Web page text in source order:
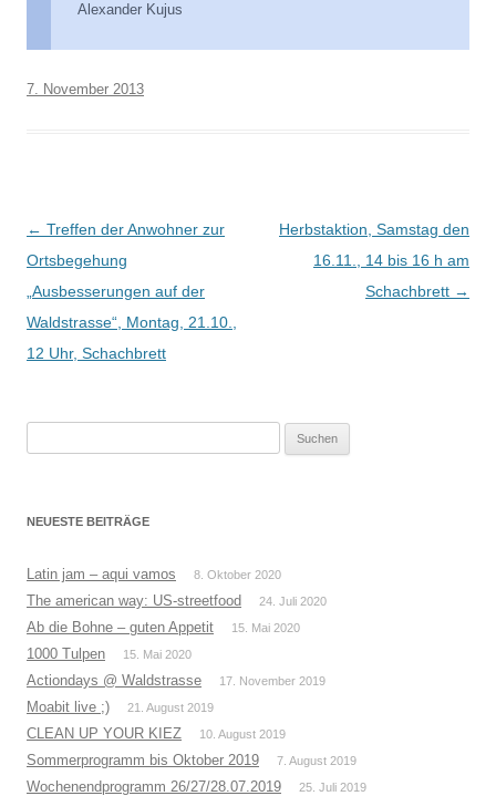
Alexander Kujus
7. November 2013
Beitrags-
Navigation
← Treffen der Anwohner zur
Ortsbegehung
„Ausbesserungen auf der
Waldstrasse“, Montag, 21.10.,
12 Uhr, Schachbrett
Herbstaktion, Samstag den
16.11., 14 bis 16 h am
Schachbrett →
NEUESTE BEITRÄGE
Latin jam – aqui vamos 8. Oktober 2020
The american way: US-streetfood 24. Juli 2020
Ab die Bohne – guten Appetit 15. Mai 2020
1000 Tulpen 15. Mai 2020
Actiondays @ Waldstrasse 17. November 2019
Moabit live ;) 21. August 2019
CLEAN UP YOUR KIEZ 10. August 2019
Sommerprogramm bis Oktober 2019 7. August 2019
Wochenendprogramm 26/27/28.07.2019 25. Juli 2019